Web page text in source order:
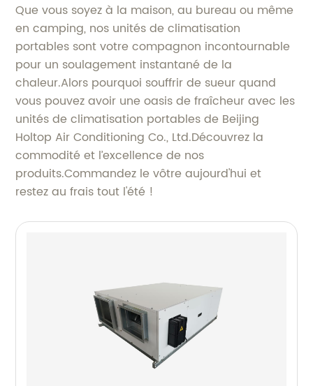
Que vous soyez à la maison, au bureau ou même
en camping, nos unités de climatisation
portables sont votre compagnon incontournable
pour un soulagement instantané de la
chaleur.Alors pourquoi souffrir de sueur quand
vous pouvez avoir une oasis de fraîcheur avec les
unités de climatisation portables de Beijing
Holtop Air Conditioning Co., Ltd.Découvrez la
commodité et l’excellence de nos
produits.Commandez le vôtre aujourd'hui et
restez au frais tout l'été !